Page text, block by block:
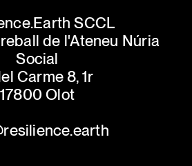
SCCL
de l'Ateneu Núria
Social
Carme 8, 1r
17800 Olot